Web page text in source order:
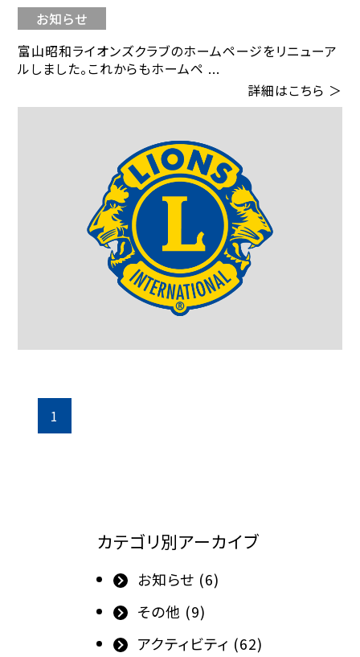
お知らせ
富山昭和ライオンズクラブのホームページをリニューア
ルしました。これからもホームペ ...
詳細はこちら ＞
1
カテゴリ別アーカイブ
お知らせ (6)
その他 (9)
アクティビティ (62)